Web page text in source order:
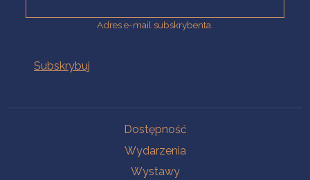
Adres e-mail subskrybenta.
Dostępność
Wydarzenia
Wystawy